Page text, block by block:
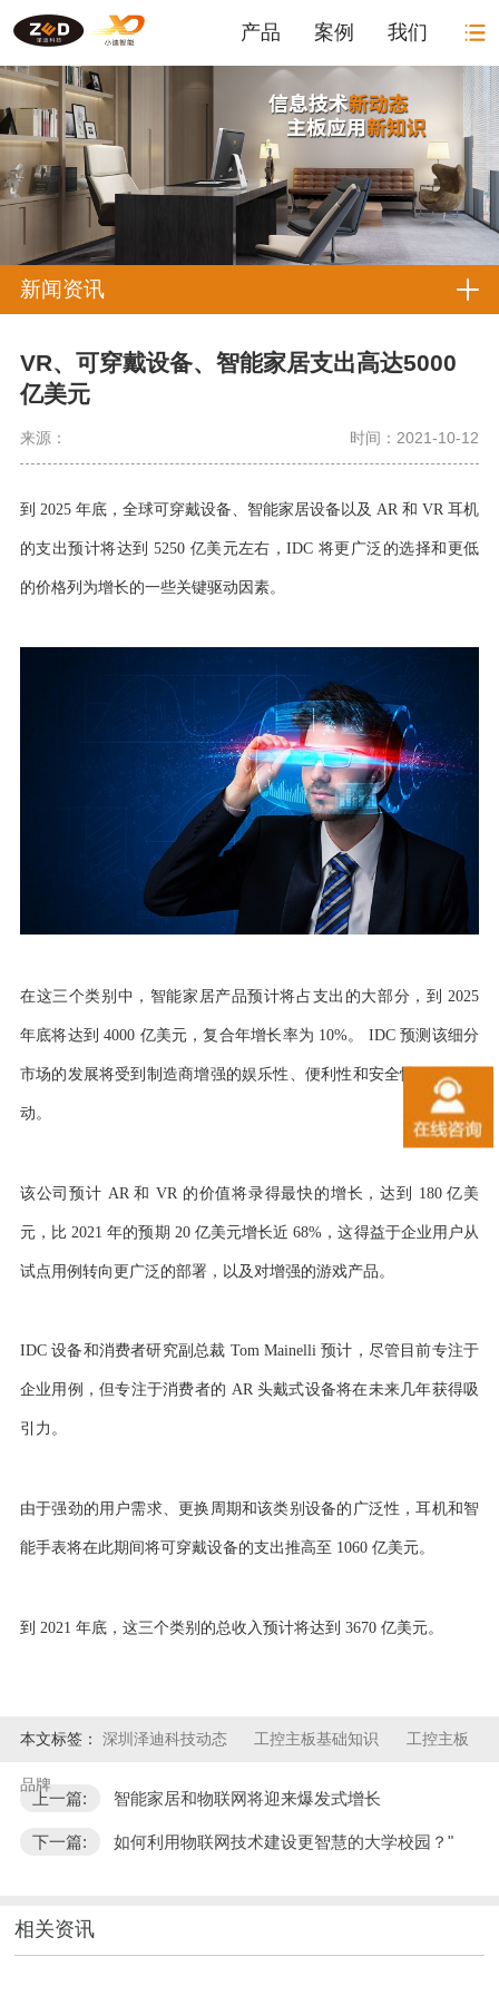
产品 案例 我们
新闻资讯
VR、可穿戴设备、智能家居支出高达5000
亿美元
来源： 时间：2021-10-12
到 2025 年底，全球可穿戴设备、智能家居设备以及 AR 和 VR 耳机
的支出预计将达到 5250 亿美元左右，IDC 将更广泛的选择和更低
的价格列为增长的一些关键驱动因素。
在这三个类别中，智能家居产品预计将占支出的大部分，到 2025
年底将达到 4000 亿美元，复合年增长率为 10%。 IDC 预测该细分
市场的发展将受到制造商增强的娱乐性、便利性和安全性保证的推
动。
该公司预计 AR 和 VR 的价值将录得最快的增长，达到 180 亿美
元，比 2021 年的预期 20 亿美元增长近 68%，这得益于企业用户从
试点用例转向更广泛的部署，以及对增强的游戏产品。
IDC 设备和消费者研究副总裁 Tom Mainelli 预计，尽管目前专注于
企业用例，但专注于消费者的 AR 头戴式设备将在未来几年获得吸
引力。
由于强劲的用户需求、更换周期和该类别设备的广泛性，耳机和智
能手表将在此期间将可穿戴设备的支出推高至 1060 亿美元。
到 2021 年底，这三个类别的总收入预计将达到 3670 亿美元。
本文标签： 深圳泽迪科技动态 工控主板基础知识 工控主板
品牌
上一篇: 智能家居和物联网将迎来爆发式增长
下一篇: 如何利用物联网技术建设更智慧的大学校园？"
相关资讯